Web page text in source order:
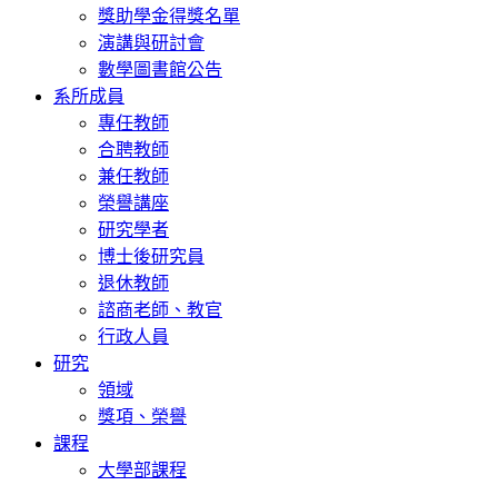
獎助學金得獎名單
演講與研討會
數學圖書館公告
系所成員
專任教師
合聘教師
兼任教師
榮譽講座
研究學者
博士後研究員
退休教師
諮商老師、教官
行政人員
研究
領域
獎項、榮譽
課程
大學部課程